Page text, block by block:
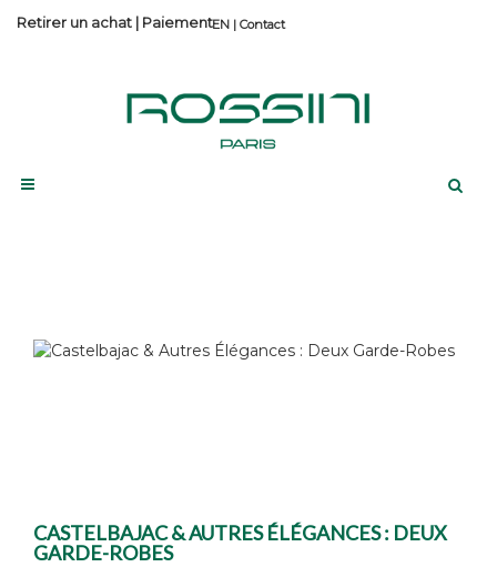
Contact
Retirer un achat | Paiement
CASTELBAJAC & AUTRES ÉLÉGANCES : DEUX
GARDE-ROBES